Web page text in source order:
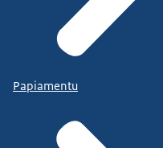
Papiamentu